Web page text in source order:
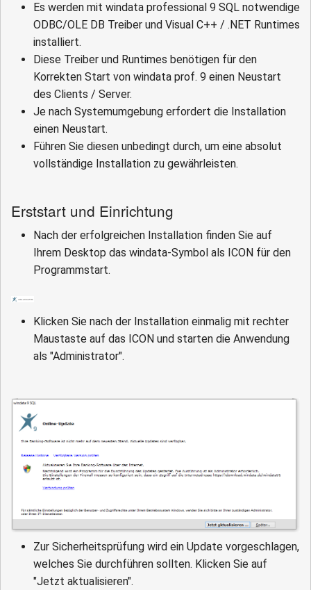
Es werden mit windata professional 9 SQL notwendige
ODBC/OLE DB Treiber und Visual C++ / .NET Runtimes
installiert.
Diese Treiber und Runtimes benötigen für den
Korrekten Start von windata prof. 9 einen Neustart
des Clients / Server.
Je nach Systemumgebung erfordert die Installation
einen Neustart.
Führen Sie diesen unbedingt durch, um eine absolut
vollständige Installation zu gewährleisten.
Erststart und Einrichtung
Nach der erfolgreichen Installation finden Sie auf
Ihrem Desktop das windata-Symbol als ICON für den
Programmstart.
Klicken Sie nach der Installation einmalig mit rechter
Maustaste auf das ICON und starten die Anwendung
als "Administrator".
Zur Sicherheitsprüfung wird ein Update vorgeschlagen,
welches Sie durchführen sollten. Klicken Sie auf
"Jetzt aktualisieren".